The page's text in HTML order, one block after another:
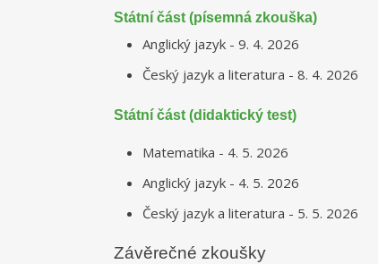
Státní část (písemná zkouška)
Anglický jazyk - 9. 4. 2026
Český jazyk a literatura - 8. 4. 2026
Státní část (didaktický test)
Matematika - 4. 5. 2026
Anglický jazyk - 4. 5. 2026
Český jazyk a literatura - 5. 5. 2026
Závěrečné zkoušky